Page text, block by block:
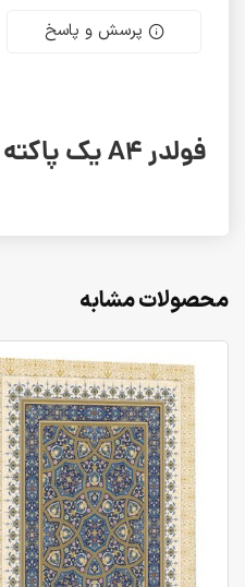
پرسش و پاسخ
فولدر A4 یک پاکته کد PK-03
محصولات مشابه